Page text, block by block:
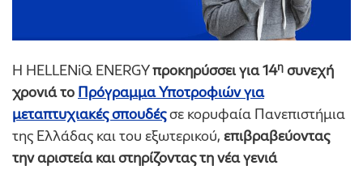
Η HELLENiQ ENERGYπροκηρύσσει για 14η συνεχή
χρονιάτο Πρόγραμμα Υποτροφιώνγια
μεταπτυχιακές σπουδέςσε κορυφαία Πανεπιστήμια
της Ελλάδας και του εξωτερικού, επιβραβεύοντας
την αριστεία και στηρίζοντας τη νέα γενιά